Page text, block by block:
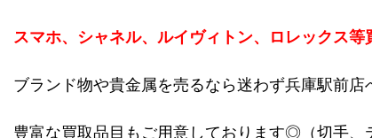
スマホ、シャネル、ルイヴィトン、ロレックス等
ブランド物や貴金属を売るなら迷わず兵庫駅前店
豊富な買取品目もご用意しております◎（切手、